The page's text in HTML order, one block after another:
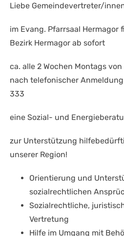
Liebe Gemeindevertreter/
im Evang. Pfarrsaal Hermagor
Bezirk Hermagor ab sofort
ca. alle 2 Wochen Montags
nach telefonischer
333
eine Sozial- und
zur Unterstützung
unserer Region!
Orientierung und
sozialrechtlichen
Sozialrechtliche,
Vertretung
Hilfe im Umgang mit